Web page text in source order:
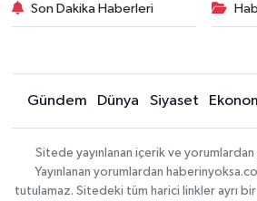
Son Dakika Haberleri
Gündem Dünya Siyaset
Sitede yayınlanan içerik ve yorumlardan
Yayınlanan yorumlardan
tutulamaz. Sitedeki tüm harici linkler ayrı bir